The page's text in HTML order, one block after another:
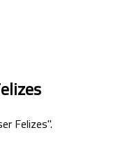
Felizes".